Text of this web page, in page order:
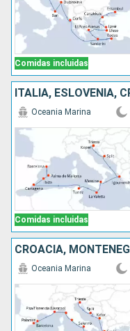
Comidas incluidas
Comidas incluidas
Oceania Marina
Oceania Marina